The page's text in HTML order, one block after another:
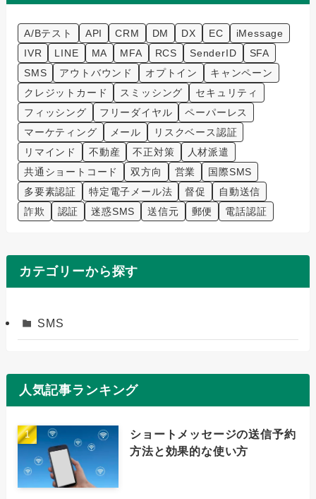
A/Bテスト API CRM DM DX EC
iMessage
IVR
LINE MA MFA RCS SenderID
SFA
SMS
アウトバウンド オプトイン
キャンペーン
クレジットカード
スミッシング
セキュリティ
フィッシング
フリーダイヤル
ペーパーレス
マーケティング
メール
リスクベース認証
リマインド
不動産 不正対策
人材派遣
共通ショートコード
双方向 営業
国際SMS
多要素認証
特定電子メール法 督促
自動送信
詐欺
認証 迷惑SMS 送信元 郵便 電話認証
カテゴリーから探す
SMS
人気記事ランキング
ショートメッセージの送信予約
方法と効果的な使い方